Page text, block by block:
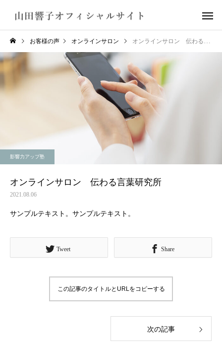
お客様の声 オンラインサロン オンラインサロン 伝わる言葉研究所
影響力アップ塾
オンラインサロン 伝わる言葉研究所
2021.08.06
サンプルテキスト。サンプルテキスト。
Tweet Share
この記事のタイトルとURLをコピーする
次の記事